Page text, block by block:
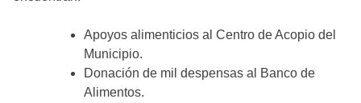
Apoyos alimenticios al Centro de Acopio del
Municipio.
Donación de mil despensas al Banco de
Alimentos.